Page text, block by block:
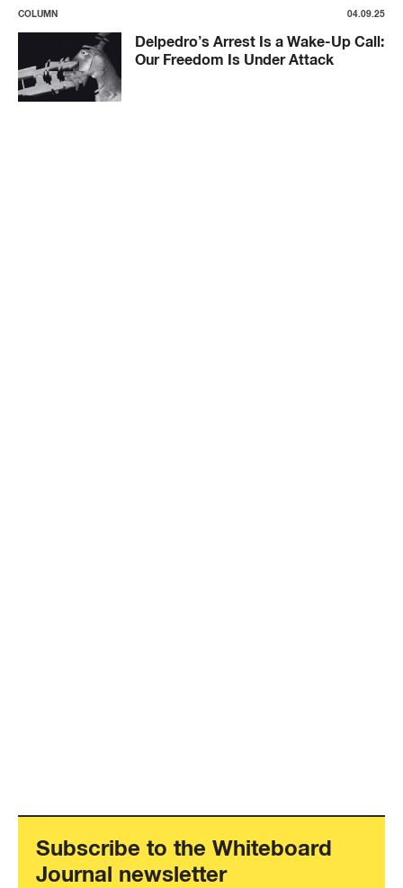
COLUMN 04.09.25
Delpedro’s Arrest Is a Wake-Up Call:
Our Freedom Is Under Attack
Subscribe to the Whiteboard
Journal newsletter